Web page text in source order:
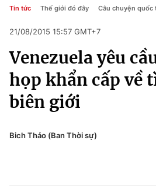
Chuyên mục
Chính trị
Xã hội
Pháp luật
Chính trị
Pháp luật
Kinh tế
Thể thao
Truyền hình
Văn hóa - Giải trí
Y tế
Công nghệ
Tin tức Thế giới đó đây Câu chuyện quốc
21/08/2015 15:57 GMT+7
Venezuela yêu
họp khẩn cấp về
biên giới
Bich Thảo (Ban Thời sự)